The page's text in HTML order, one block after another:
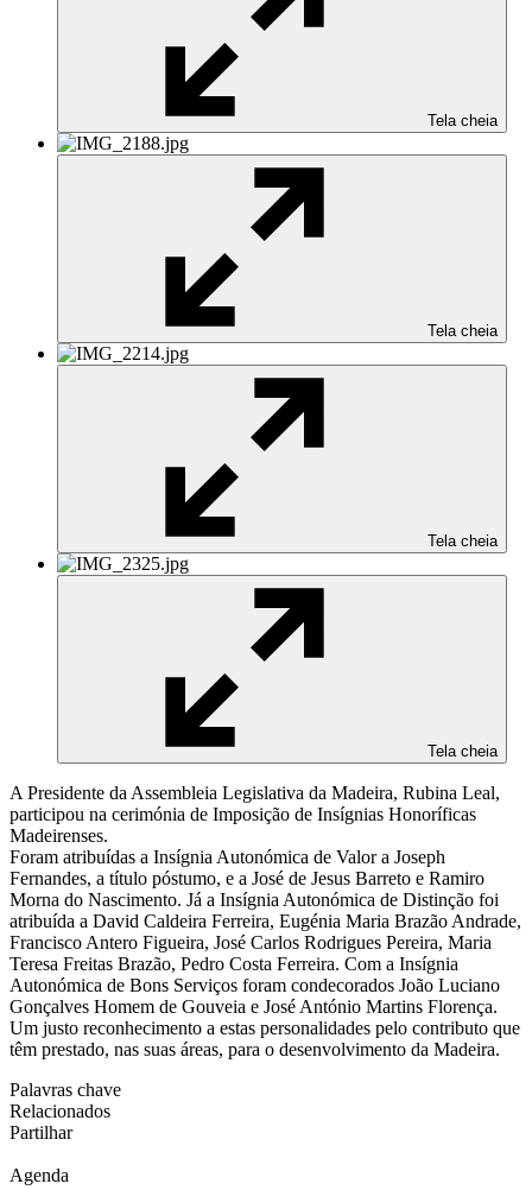
Tela cheia
Tela cheia
Tela cheia
Tela cheia
A Presidente da Assembleia Legislativa da Madeira, Rubina Leal,
participou na cerimónia de Imposição de Insígnias Honoríficas
Madeirenses.
Foram atribuídas a Insígnia Autonómica de Valor a Joseph
Fernandes, a título póstumo, e a José de Jesus Barreto e Ramiro
Morna do Nascimento. Já a Insígnia Autonómica de Distinção foi
atribuída a David Caldeira Ferreira, Eugénia Maria Brazão Andrade,
Francisco Antero Figueira, José Carlos Rodrigues Pereira, Maria
Teresa Freitas Brazão, Pedro Costa Ferreira. Com a Insígnia
Autonómica de Bons Serviços foram condecorados João Luciano
Gonçalves Homem de Gouveia e José António Martins Florença.
Um justo reconhecimento a estas personalidades pelo contributo que
têm prestado, nas suas áreas, para o desenvolvimento da Madeira.
Palavras chave
Relacionados
Partilhar
Agenda